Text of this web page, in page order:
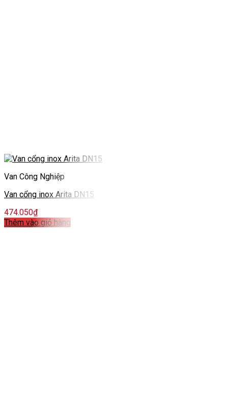
Van Công Nghiệp
Van cổng inox Arita DN15
474.050₫
Thêm vào giỏ hàng